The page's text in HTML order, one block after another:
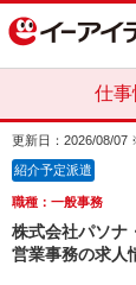
仕事
更新日：2026/08/07
紹介予定派遣
職種：一般事務
株式会社パソナ
営業事務の求人